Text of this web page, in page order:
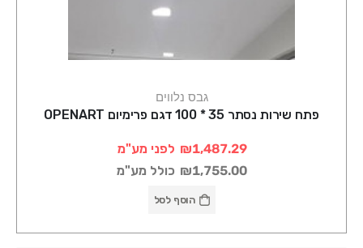
גבס נלווים
פתח שירות נסתר 35 * 100 דגם פרימיום OPENART
₪1,487.29 לפני מע"מ
₪1,755.00 כולל מע"מ
הוסף לסל